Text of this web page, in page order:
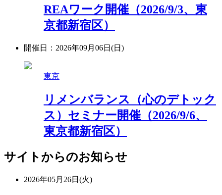
REAワーク開催（2026/9/3、東
京都新宿区）
開催日：2026年09月06日(日)
東京
リメンバランス（心のデトック
ス）セミナー開催（2026/9/6、
東京都新宿区）
サイトからのお知らせ
2026年05月26日(火)